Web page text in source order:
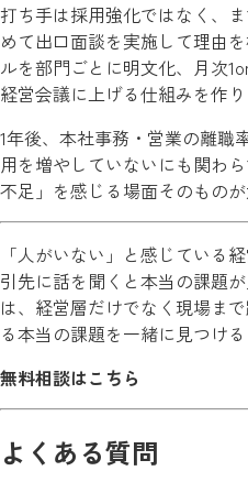
打ち手は採用強化ではなく、
めて出口面談を実施して理由
ルを部門ごとに明文化、月次
経営会議に上げる仕組みを作り
1年後、本社事務・営業の離職
用を増やしていないにも関わ
不足」を感じる場面そのものが
「人がいない」と感じている
引先に話を聞くと本当の課題
は、経営層だけでなく現場ま
る本当の課題を一緒に見つけ
無料相談はこちら
よくある質問